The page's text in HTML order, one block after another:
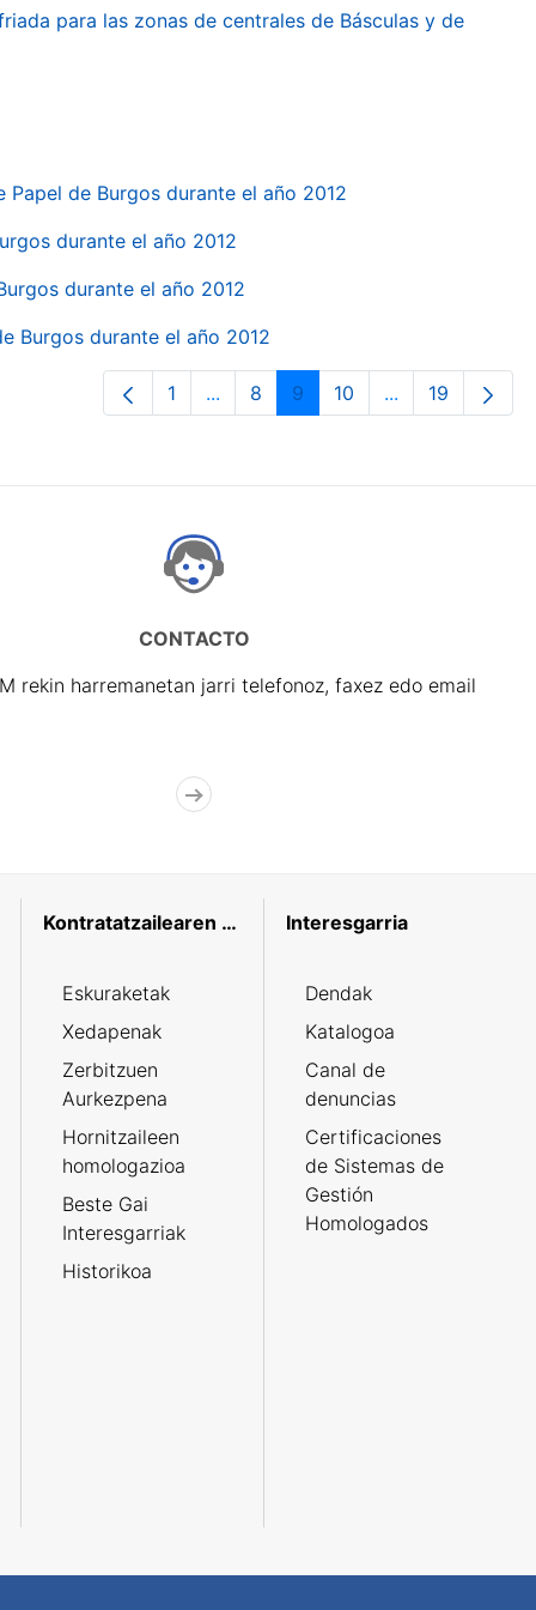
para las zonas de centrales de Básculas y de
de Burgos durante el año 2012
durante el año 2012
durante el año 2012
Burgos durante el año 2012
Orrialdea
1 ...Intermediate Pages Use TAB to
Orrialdea
8 Orrialdea
9 Orrialdea
10 ...Intermediate
Orrialdea
19
CONTACTO
rekin harremanetan jarri telefonoz, faxez edo email
Kontratatzailearen profila
Eskuraketak
Xedapenak
Zerbitzuen
Aurkezpena
Hornitzaileen
homologazioa
Beste Gai
Interesgarriak
Historikoa
Interesgarria
Dendak
Katalogoa
Canal de
denuncias
Certificaciones
de Sistemas de
Gestión
Homologados